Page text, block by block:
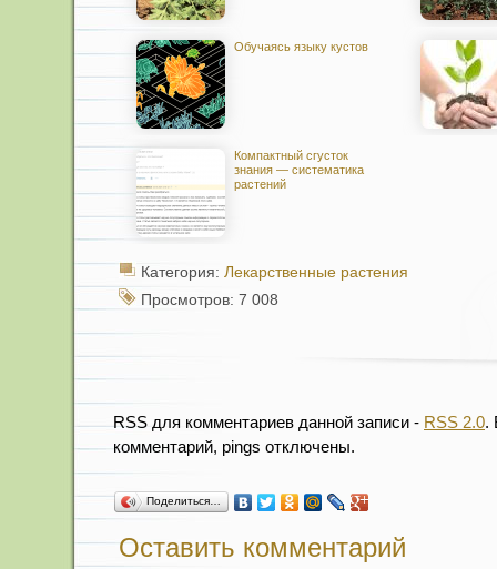
Обучаясь языку кустов
Компактный сгусток
знания — систематика
растений
Категория: Лекарственные растения
Просмотров: 7 008
RSS для комментариев данной записи - RSS 2.0.
комментарий, pings отключены.
Поделиться…
Оставить комментарий